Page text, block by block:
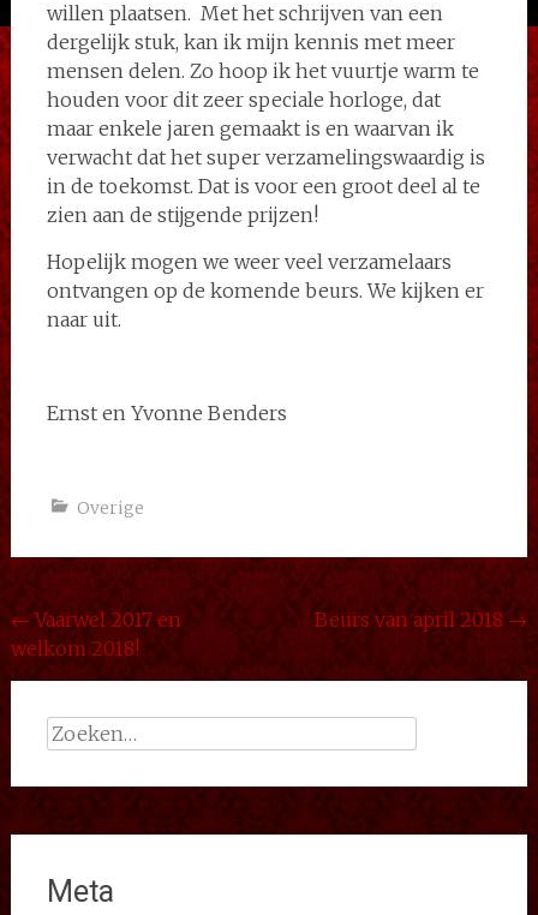
willen plaatsen. Met het schrijven van een
dergelijk stuk, kan ik mijn kennis met meer
mensen delen. Zo hoop ik het vuurtje warm te
houden voor dit zeer speciale horloge, dat
maar enkele jaren gemaakt is en waarvan ik
verwacht dat het super verzamelingswaardig is
in de toekomst. Dat is voor een groot deel al te
zien aan de stijgende prijzen!
Hopelijk mogen we weer veel verzamelaars
ontvangen op de komende beurs. We kijken er
naar uit.
Ernst en Yvonne Benders
Overige
Bericht
navigatie
←Vaarwel 2017 en
welkom 2018!
Beurs van april 2018→
Zoeken
Meta